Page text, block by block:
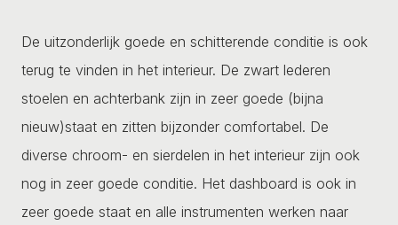
De uitzonderlijk goede en schitterende conditie is ook
terug te vinden in het interieur. De zwart lederen
stoelen en achterbank zijn in zeer goede (bijna
nieuw)staat en zitten bijzonder comfortabel. De
diverse chroom- en sierdelen in het interieur zijn ook
nog in zeer goede conditie. Het dashboard is ook in
zeer goede staat en alle instrumenten werken naar